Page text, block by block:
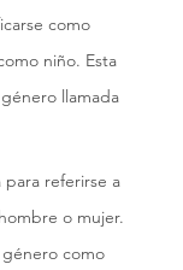
como
niño. Esta
llamada
referirse a
o mujer.
como